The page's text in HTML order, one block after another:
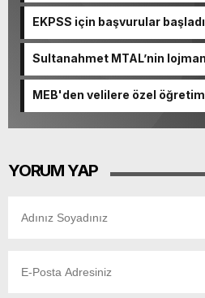
EKPSS için başvurular başladı
Sultanahmet MTAL’nin
MEB'den velilere özel öğretim
YORUM YAP